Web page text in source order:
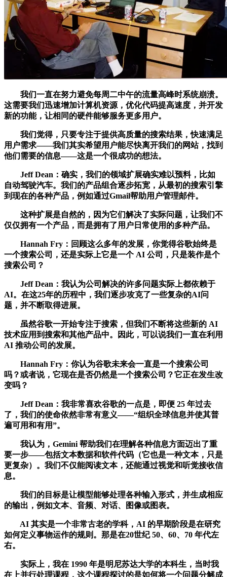
我们一直在努力避免每周二中午的流量高峰时系统崩溃。
这需要我们迅速增加计算机资源，优化代码提高速度，并开发
新的功能，让相同的硬件能够服务更多用户。
我们觉得，只要专注于提供高质量的搜索结果，快速满足
用户需求——我们其实希望用户能尽快离开我们的网站，找到
他们需要的信息——这是一个很成功的想法。
Jeff Dean：确实，我们的领域扩展确实难以预料，比如
自动驾驶汽车。我们的产品组合逐步拓宽，从最初的搜索引擎
到现在的各种产品，例如通过Gmail帮助用户管理邮件。
这种扩展是自然的，因为它们解决了实际问题，让我们不
仅仅拥有一个产品，而是拥有了用户日常使用的多种产品。
Hannah Fry：回顾这么多年的发展，你觉得谷歌始终是
一个搜索公司，还是实际上它是一个 AI 公司，只是装作是个
搜索公司？
Jeff Dean：我认为公司解决的许多问题实际上都依赖于
AI。在这25年的历程中，我们逐步攻克了一些复杂的AI问
题，并不断取得进展。
虽然谷歌一开始专注于搜索，但我们不断将这些新的 AI
技术应用到搜索和其他产品中。因此，可以说我们一直在利用
AI 推动公司的发展。
Hannah Fry：你认为谷歌未来会一直是一个搜索公司
吗？或者说，它现在是否仍然是一个搜索公司？它正在发生改
变吗？
Jeff Dean：我非常喜欢谷歌的一点是，即便 25 年过去
了，我们的使命依然非常有意义——“组织全球信息并使其普
遍可用和有用”。
我认为，Gemini 帮助我们在理解各种信息方面迈出了重
要一步——包括文本数据和软件代码（它也是一种文本，只是
更复杂）。我们不仅能阅读文本，还能通过视觉和听觉接收信
息。
我们的目标是让模型能够处理各种输入形式，并生成相应
的输出，例如文本、音频、对话、图像或图表。
AI 其实是一个非常古老的学科，AI 的早期阶段是在研究
如何定义事物运作的规则。那是在20世纪 50、60、70 年代左
右。
实际上，我在 1990 年是明尼苏达大学的本科生，当时我
在上并行处理课程，这个课程探讨的是如何将一个问题分解成